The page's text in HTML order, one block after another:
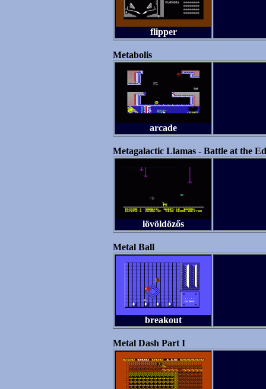
flipper
Metabolis
arcade
Metagalactic Llamas - Battle at the
lövöldözős
Metal Ball
breakout
Metal Dash Part I